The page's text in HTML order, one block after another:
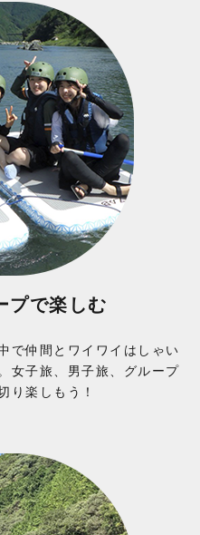
プで楽しむ
で仲間とワイワイはしゃい
女子旅、男子旅、グループ
り楽しもう！